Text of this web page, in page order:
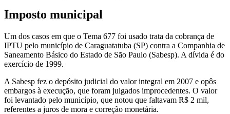
Imposto municipal
Um dos casos em que o Tema 677 foi usado trata da cobrança de
IPTU pelo município de Caraguatatuba (SP) contra a Companhia de
Saneamento Básico do Estado de São Paulo (Sabesp). A dívida é do
exercício de 1999.
A Sabesp fez o depósito judicial do valor integral em 2007 e opôs
embargos à execução, que foram julgados improcedentes. O valor
foi levantado pelo município, que notou que faltavam R$ 2 mil,
referentes a juros de mora e correção monetária.